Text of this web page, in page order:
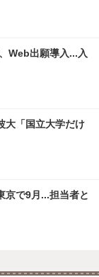
Web出願導入...入
大「国立大学だけ
京で9月...担当者と